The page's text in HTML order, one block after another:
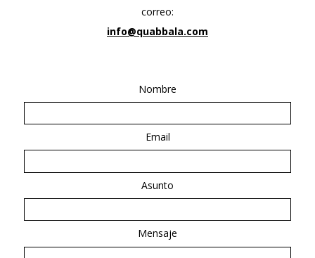
correo:
info@quabbala.com
Nombre
Email
Asunto
Mensaje